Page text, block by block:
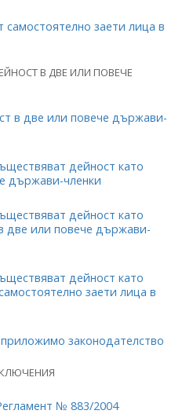
заети лица в
В ДВЕ ИЛИ ПОВЕЧЕ
в две или повече държави-
дейност като
държави-членки
дейност като
две или повече държави-
дейност като
заети лица в
законодателство
№ 883/2004